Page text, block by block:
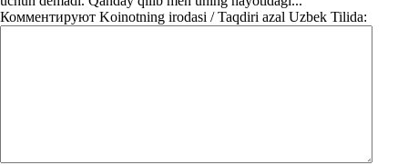
Комментируют Koinotning irodasi / Taqdiri azal Uzbek Tilida: